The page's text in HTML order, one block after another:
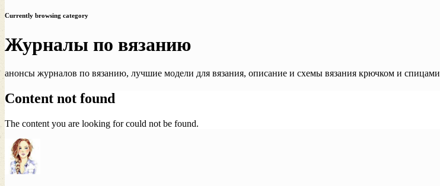
Currently browsing category
Журналы по вязанию
анонсы журналов по вязанию, лучшие модели для вязания, описание и схемы вязания крючком и спицами
Content not found
The content you are looking for could not be found.